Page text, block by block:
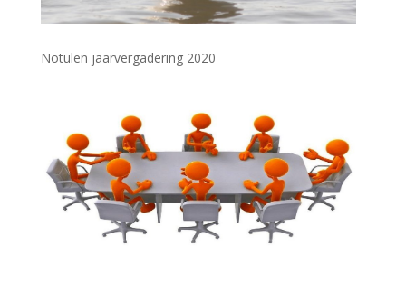
Notulen jaarvergadering 2020